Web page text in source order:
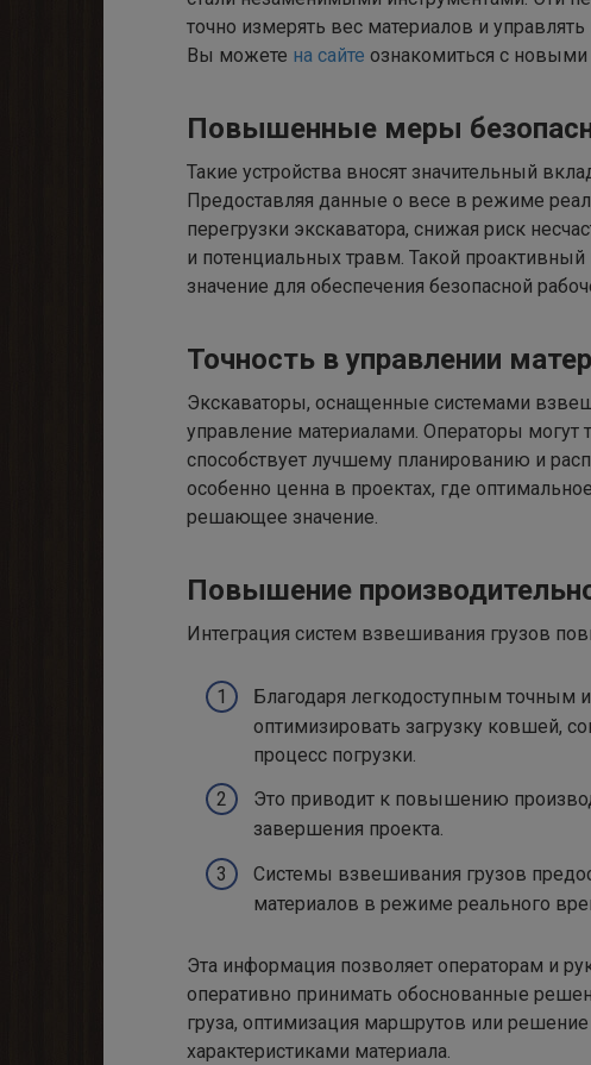
точно измерять вес материалов и
Вы можете на сайте ознакомиться с новыми
Повышенные меры
Такие устройства вносят значительный
Предоставляя данные о весе в режиме
перегрузки экскаватора, снижая риск
и потенциальных травм. Такой
значение для обеспечения безопасной
Точность в управлении
Экскаваторы, оснащенные системами
управление материалами. Операторы могут
способствует лучшему планированию и
особенно ценна в проектах, где
решающее значение.
Повышение
Интеграция систем взвешивания грузов
Благодаря легкодоступным точным
оптимизировать загрузку ковшей,
процесс погрузки.
Это приводит к повышению
завершения проекта.
Системы взвешивания грузов
материалов в режиме реального
Эта информация позволяет операторам и
оперативно принимать обоснованные
груза, оптимизация маршрутов или
характеристиками материала.